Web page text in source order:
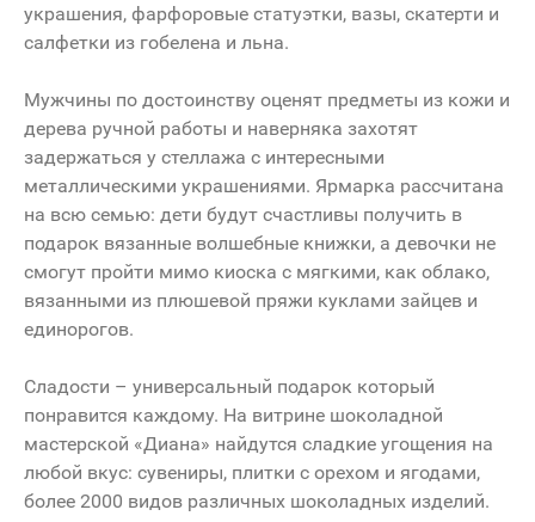
украшения, фарфоровые статуэтки, вазы, скатерти и
салфетки из гобелена и льна.
Мужчины по достоинству оценят предметы из кожи и
дерева ручной работы и наверняка захотят
задержаться у стеллажа с интересными
металлическими украшениями. Ярмарка рассчитана
на всю семью: дети будут счастливы получить в
подарок вязанные волшебные книжки, а девочки не
смогут пройти мимо киоска с мягкими, как облако,
вязанными из плюшевой пряжи куклами зайцев и
единорогов.
Сладости – универсальный подарок который
понравится каждому. На витрине шоколадной
мастерской «Диана» найдутся сладкие угощения на
любой вкус: сувениры, плитки с орехом и ягодами,
более 2000 видов различных шоколадных изделий.